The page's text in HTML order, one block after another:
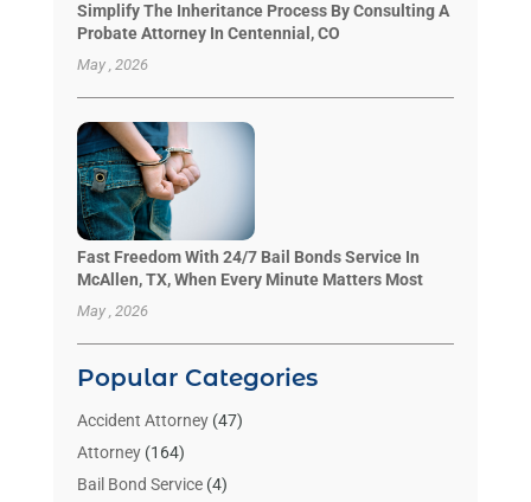
Simplify The Inheritance Process By Consulting A
Probate Attorney In Centennial, CO
May , 2026
Fast Freedom With 24/7 Bail Bonds Service In
McAllen, TX, When Every Minute Matters Most
May , 2026
Popular Categories
Accident Attorney(47)
Attorney(164)
Bail Bond Service(4)